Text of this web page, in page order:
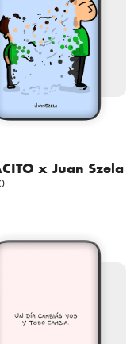
x Juan Szela